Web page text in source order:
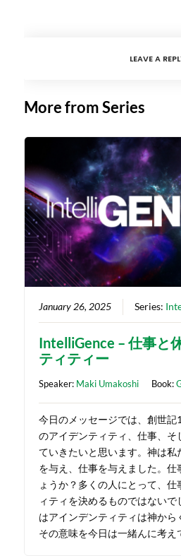
LEAVE A
More from Series
January 26, 2025 Series:
IntelliGence – 仕事と
ティティー
Speaker: Maki Umakoshi Book:
今日のメッセージでは、創世記
のアイデンティティ、仕事、そ
ていきたいと思います。神は私
を与え、仕事を与えました。仕
ょうか？多くの人にとって、
ィティを決めるものではない
はアインデンティティは神から
その意味を今日は一緒んに考え